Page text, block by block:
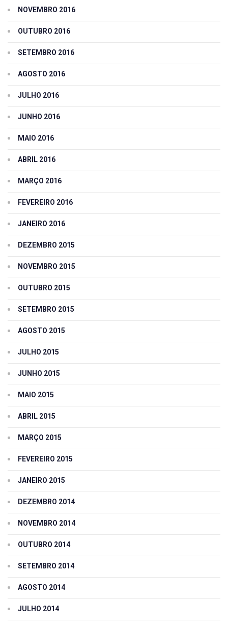
NOVEMBRO 2016
OUTUBRO 2016
SETEMBRO 2016
AGOSTO 2016
JULHO 2016
JUNHO 2016
MAIO 2016
ABRIL 2016
MARÇO 2016
FEVEREIRO 2016
JANEIRO 2016
DEZEMBRO 2015
NOVEMBRO 2015
OUTUBRO 2015
SETEMBRO 2015
AGOSTO 2015
JULHO 2015
JUNHO 2015
MAIO 2015
ABRIL 2015
MARÇO 2015
FEVEREIRO 2015
JANEIRO 2015
DEZEMBRO 2014
NOVEMBRO 2014
OUTUBRO 2014
SETEMBRO 2014
AGOSTO 2014
JULHO 2014